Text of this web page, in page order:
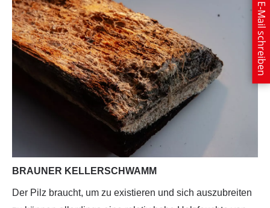
BRAUNER KELLERSCHWAMM
Der Pilz braucht, um zu existieren und sich auszubreiten
E-Mail schreiben